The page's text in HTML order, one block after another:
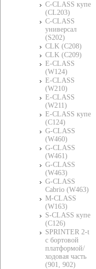
C-CLASS купе
(CL203)
C-CLASS
универсал
(S202)
CLK (C208)
CLK (C209)
E-CLASS
(W124)
E-CLASS
(W210)
E-CLASS
(W211)
E-CLASS купе
(C124)
G-CLASS
(W460)
G-CLASS
(W461)
G-CLASS
(W463)
G-CLASS
Cabrio (W463)
M-CLASS
(W163)
S-CLASS купе
(C126)
SPRINTER 2-t
c бортовой
платформой/
ходовая часть
(901, 902)